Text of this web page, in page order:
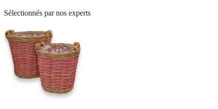
Sélectionnés par nos experts